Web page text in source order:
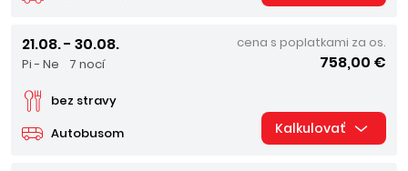
21.08. - 30.08.
Pi - Ne 7 nocí
Autobusom
bez stravy
cena s poplatkami za os.
758,00 €
Kalkulovať